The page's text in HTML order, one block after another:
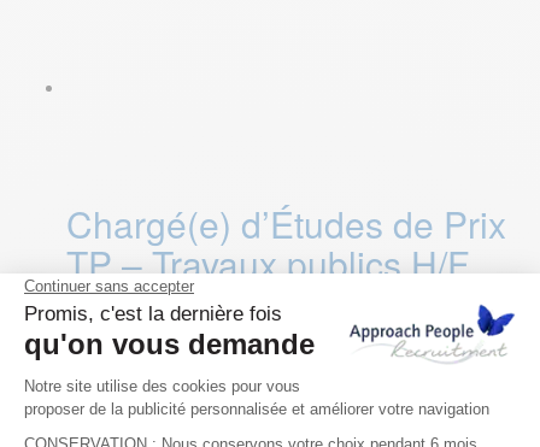
​​​​​​​Chargé(e) d’Études de Prix
TP – Travaux publics H/F
@ Mylène Pinzetta
France, France